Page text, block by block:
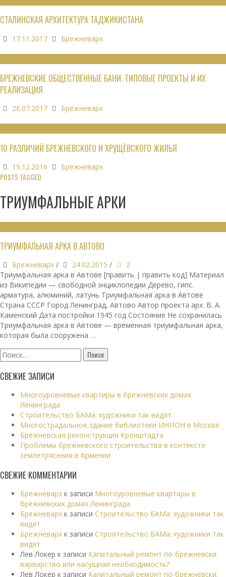
СТАЛИНСКАЯ АРХИТЕКТУРА ТАДЖИКИСТАНА
17.11.2017 Брежневарх
БРЕЖНЕВСКИЕ ОБЩЕСТВЕННЫЕ БАНИ: ТИПОВЫЕ ПРОЕКТЫ И ИХ
РЕАЛИЗАЦИЯ
26.07.2017 Брежневарх
10 РАЗЛИЧИЙ БРЕЖНЕВСКОГО И ХРУЩЁВСКОГО ЖИЛЬЯ
19.12.2016 Брежневарх
POSTS TAGGED
ТРИУМФАЛЬНЫЕ АРКИ
ТРИУМФАЛЬНАЯ АРКА В АВТОВО
Брежневарх / 24.02.2015 /
2
Триумфальная арка в Автове [править | править код] Материал
из Википедии — свободной энциклопедии Дерево, гипс.
арматура, алюминий, латунь Триумфальная арка в Автове
Страна СССР Город Ленинград, Автово Автор проекта арх. В. А.
Каменский Дата постройки 1945 год Состояние Не сохранилась
Триумфальная арка в Автове — временная триумфальная арка,
которая была сооружена …
Найти:
СВЕЖИЕ ЗАПИСИ
Многоуровневые квартиры в брежневских домах
Ленинграда
Строительство БАМа: художники так видят
Многострадальное здание библиотеки ИНИОН в Москве
Брежневская реконструкция Кронштадта
Проблемы брежневского строительства в контексте
землетрясения в Армении
СВЕЖИЕ КОММЕНТАРИИ
Брежневарх к записи Многоуровневые квартиры в
брежневских домах Ленинграда
Брежневарх к записи Строительство БАМа: художники так
видят
Брежневарх к записи Строительство БАМа: художники так
видят
Лев Локер к записи Капитальный ремонт по-брежневски:
варварство или насущная необходимость?
Лев Локер к записи Капитальный ремонт по-брежневски: